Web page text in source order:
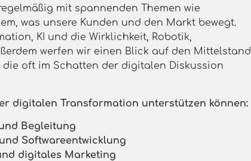
mit spannenden Themen wie
was unsere Kunden und den Markt bewegt.
KI und die Wirklichkeit, Robotik,
werfen wir einen Blick auf den Mittelstand
oft im Schatten der digitalen Diskussion
digitalen Transformation unterstützen können:
Begleitung
Softwareentwicklung
digitales Marketing